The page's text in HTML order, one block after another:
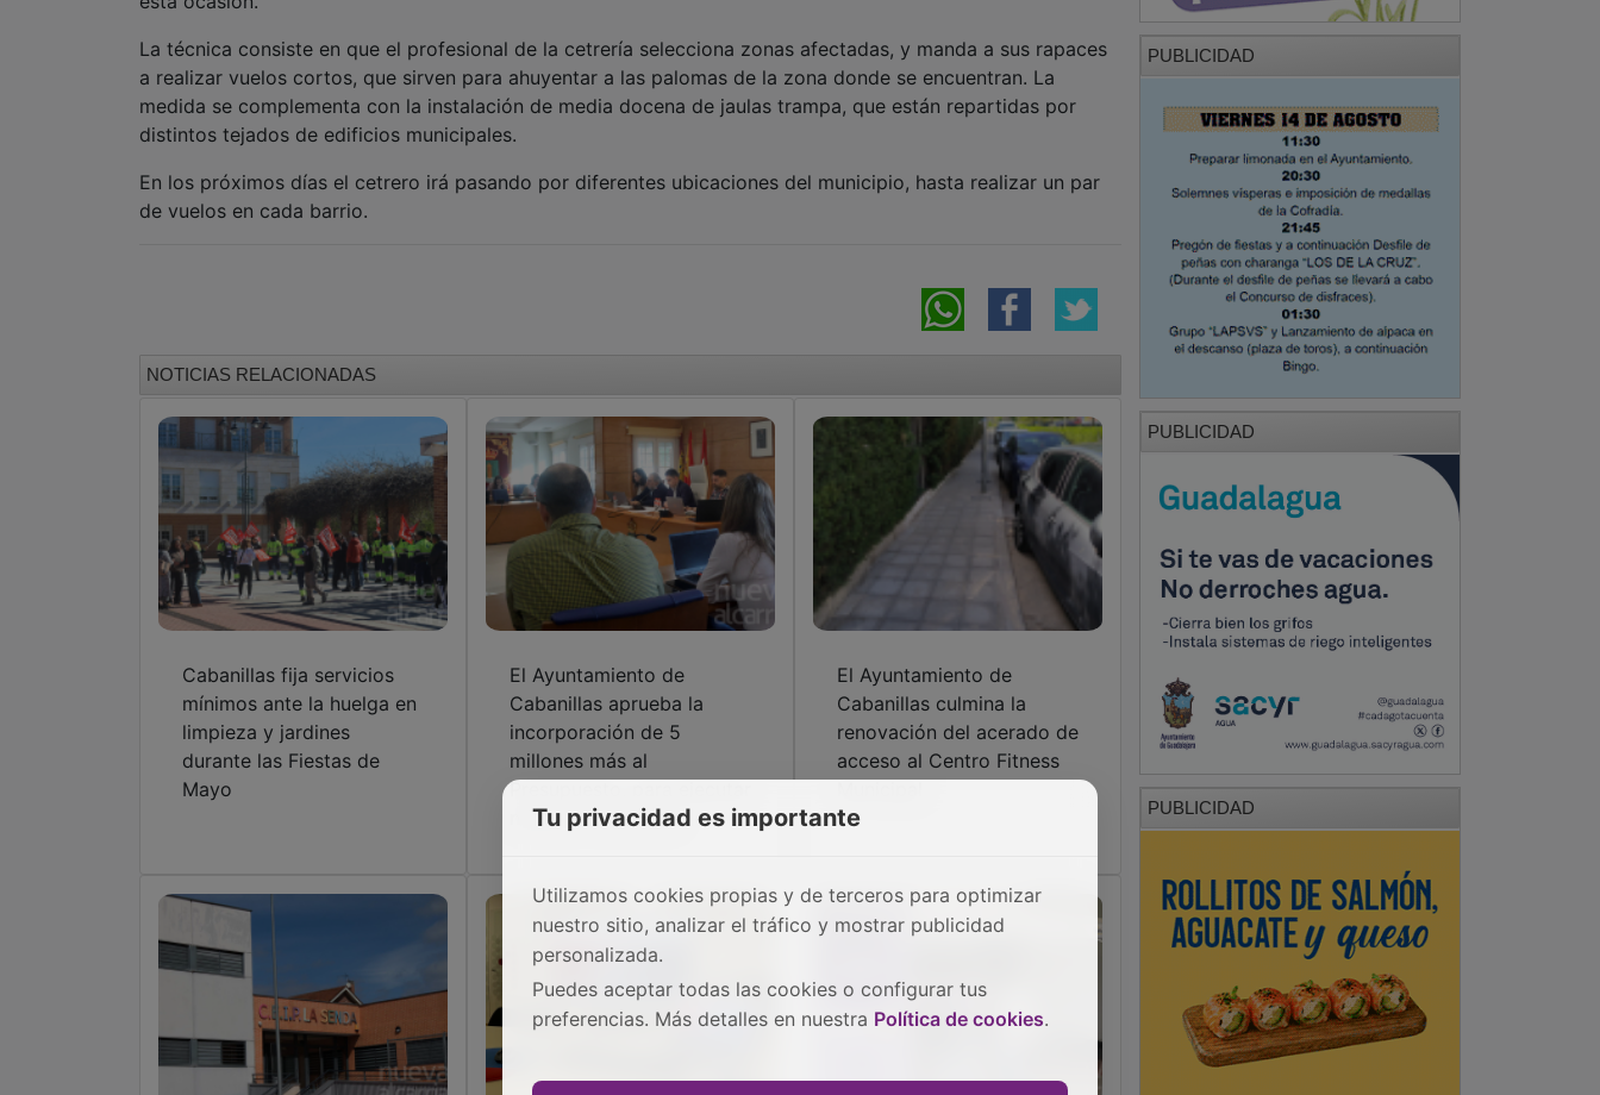
La técnica consiste en que el profesional de la cetrería selecciona zonas afectadas, y manda a sus rapaces
a realizar vuelos cortos, que sirven para ahuyentar a las palomas de la zona donde se encuentran. La
medida se complementa con la instalación de media docena de jaulas trampa, que están repartidas por
distintos tejados de edificios municipales.
En los próximos días el cetrero irá pasando por diferentes ubicaciones del municipio, hasta realizar un par
de vuelos en cada barrio.
NOTICIAS RELACIONADAS
Cabanillas fija servicios
mínimos ante la huelga en
limpieza y jardines
durante las Fiestas de
Mayo
El Ayuntamiento de
Cabanillas aprueba la
incorporación de 5
millones más al
Presupuesto, para ejecutar
nuevas inversiones
El Ayuntamiento de
Cabanillas culmina la
renovación del acerado de
acceso al Centro Fitness
PUBLICIDAD
PUBLICIDAD
PUBLICIDAD
Tu privacidad es importante
Utilizamos cookies propias y de terceros para optimizar
nuestro sitio, analizar el tráfico y mostrar publicidad
personalizada.
Puedes aceptar todas las cookies o configurar tus
preferencias. Más detalles en nuestra Política de cookies.